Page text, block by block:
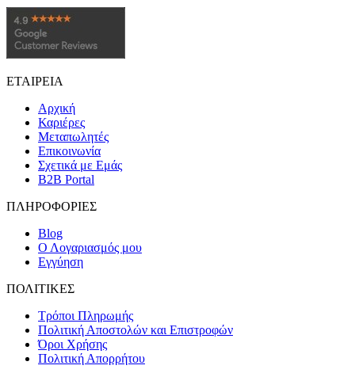
ΕΤΑΙΡΕΙΑ
Αρχική
Καριέρες
Μεταπωλητές
Επικοινωνία
Σχετικά με Εμάς
B2B Portal
ΠΛΗΡΟΦΟΡΙΕΣ
Blog
Ο Λογαριασμός μου
Εγγύηση
ΠΟΛΙΤΙΚΕΣ
Τρόποι Πληρωμής
Πολιτική Αποστολών και Επιστροφών
Όροι Χρήσης
Πολιτική Απορρήτου